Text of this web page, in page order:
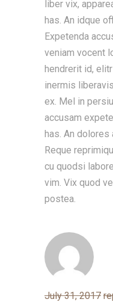
liber vix,
has. An idque
Expetenda
veniam vocent
hendrerit id,
inermis
ex. Mel in
accusam
has. An dolores
Reque
cu quodsi
vim. Vix quod
postea.
July 31, 2017